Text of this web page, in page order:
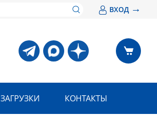
ВХОД →
ЗАГРУЗКИ КОНТАКТЫ